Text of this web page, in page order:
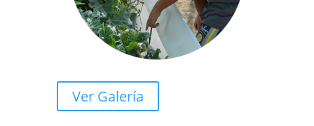
Ver Galería